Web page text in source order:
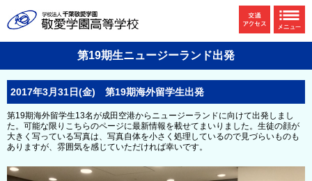
第19期生ニュージーランド出発
2017年3月31日(金) 第19期海外留学生出発
第19期海外留学生13名が成田空港からニュージーランドに向けて出発しまし
た。可能な限りこちらのページに最新情報を載せてまいりました。生徒の顔が
大きく写っている写真は、写真自体を小さく処理しているので見づらいものも
ありますが、雰囲気を感じていただければ幸いです。